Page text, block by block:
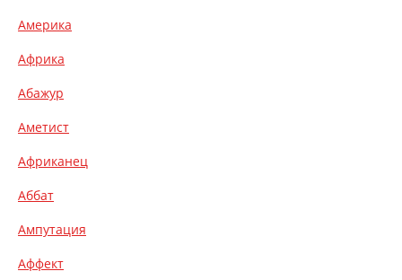
Америка
Африка
Абажур
Аметист
Африканец
Аббат
Ампутация
Аффект